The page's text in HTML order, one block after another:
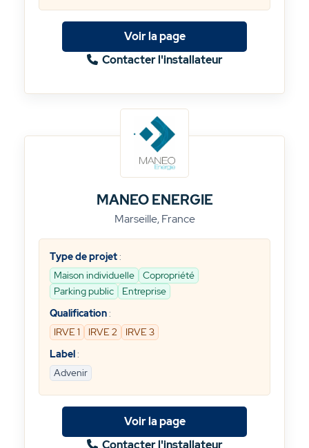
Voir la page
Contacter l'installateur
MANEO ENERGIE
Marseille, France
Type de projet:
Maison individuelle
Copropriété
Parking public
Entreprise
Qualification:
IRVE 1
IRVE 2
IRVE 3
Label:
Advenir
Voir la page
Contacter l'installateur